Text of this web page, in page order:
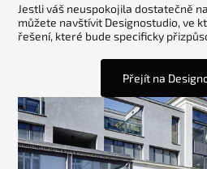
Jestli váš neuspokojila dostatečně
můžete navštívit Designostudio, ve
řešení, které bude specificky
Přejít na